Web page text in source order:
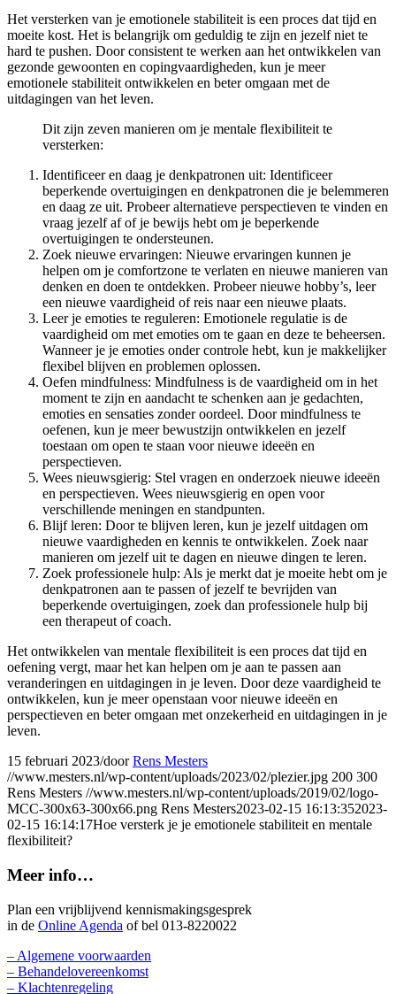
Het versterken van je emotionele stabiliteit is een proces dat tijd en
moeite kost. Het is belangrijk om geduldig te zijn en jezelf niet te
hard te pushen. Door consistent te werken aan het ontwikkelen van
gezonde gewoonten en copingvaardigheden, kun je meer
emotionele stabiliteit ontwikkelen en beter omgaan met de
uitdagingen van het leven.
Dit zijn zeven manieren om je mentale flexibiliteit te
versterken:
Identificeer en daag je denkpatronen uit: Identificeer
beperkende overtuigingen en denkpatronen die je belemmeren
en daag ze uit. Probeer alternatieve perspectieven te vinden en
vraag jezelf af of je bewijs hebt om je beperkende
overtuigingen te ondersteunen.
Zoek nieuwe ervaringen: Nieuwe ervaringen kunnen je
helpen om je comfortzone te verlaten en nieuwe manieren van
denken en doen te ontdekken. Probeer nieuwe hobby’s, leer
een nieuwe vaardigheid of reis naar een nieuwe plaats.
Leer je emoties te reguleren: Emotionele regulatie is de
vaardigheid om met emoties om te gaan en deze te beheersen.
Wanneer je je emoties onder controle hebt, kun je makkelijker
flexibel blijven en problemen oplossen.
Oefen mindfulness: Mindfulness is de vaardigheid om in het
moment te zijn en aandacht te schenken aan je gedachten,
emoties en sensaties zonder oordeel. Door mindfulness te
oefenen, kun je meer bewustzijn ontwikkelen en jezelf
toestaan om open te staan voor nieuwe ideeën en
perspectieven.
Wees nieuwsgierig: Stel vragen en onderzoek nieuwe ideeën
en perspectieven. Wees nieuwsgierig en open voor
verschillende meningen en standpunten.
Blijf leren: Door te blijven leren, kun je jezelf uitdagen om
nieuwe vaardigheden en kennis te ontwikkelen. Zoek naar
manieren om jezelf uit te dagen en nieuwe dingen te leren.
Zoek professionele hulp: Als je merkt dat je moeite hebt om je
denkpatronen aan te passen of jezelf te bevrijden van
beperkende overtuigingen, zoek dan professionele hulp bij
een therapeut of coach.
Het ontwikkelen van mentale flexibiliteit is een proces dat tijd en
oefening vergt, maar het kan helpen om je aan te passen aan
veranderingen en uitdagingen in je leven. Door deze vaardigheid te
ontwikkelen, kun je meer openstaan voor nieuwe ideeën en
perspectieven en beter omgaan met onzekerheid en uitdagingen in je
leven.
15 februari 2023/doorRens Mesters
//www.mesters.nl/wp-content/uploads/2023/02/plezier.jpg 200 300
Rens Mesters //www.mesters.nl/wp-content/uploads/2019/02/logo-
MCC-300x63-300x66.png Rens Mesters2023-02-15 16:13:352023-
02-15 16:14:17Hoe versterk je je emotionele stabiliteit en mentale
flexibiliteit?
Meer info…
Plan een vrijblijvend kennismakingsgesprek
in de Online Agenda of bel 013-8220022
– Algemene voorwaarden
– Behandelovereenkomst
– Klachtenregeling